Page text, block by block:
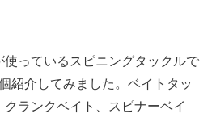
っているスピニングタックルで
紹介してみました。ベイトタッ
ランクベイト、スピナーベイ